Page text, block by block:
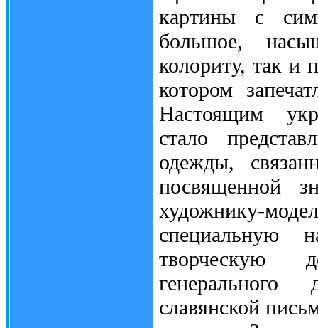
картины с
большое,
колориту, так и
котором
Настоящим
стало
одежды,
посвященной
художнику-
специальную
творческую
генерального
славянской